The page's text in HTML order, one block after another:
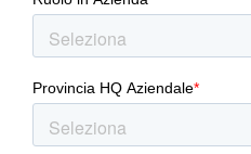
Ansys SIwave / Q3D
Ansys Motor-CAD
Ansys Icepak release
Ansys Sherlock release